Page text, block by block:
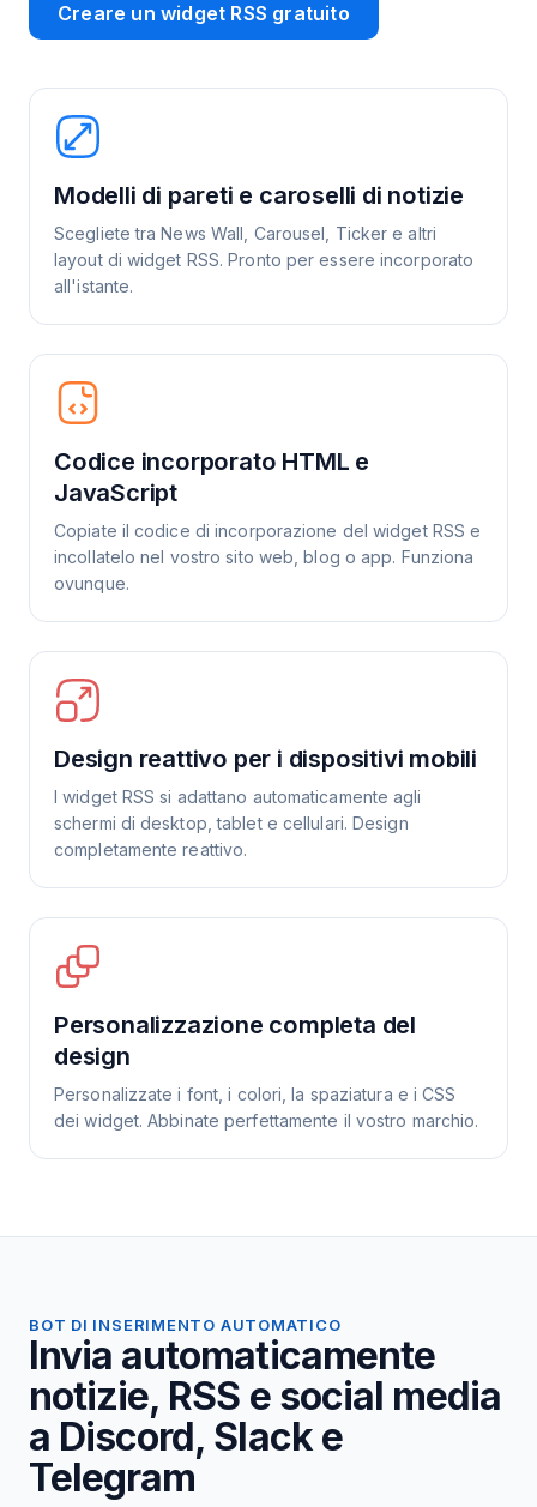
Creare un widget RSS gratuito
Modelli di pareti e caroselli di notizie
Scegliete tra News Wall, Carousel, Ticker e altri
layout di widget RSS. Pronto per essere incorporato
all'istante.
Codice incorporato HTML e
JavaScript
Copiate il codice di incorporazione del widget RSS e
incollatelo nel vostro sito web, blog o app. Funziona
ovunque.
Design reattivo per i dispositivi mobili
I widget RSS si adattano automaticamente agli
schermi di desktop, tablet e cellulari. Design
completamente reattivo.
Personalizzazione completa del
design
Personalizzate i font, i colori, la spaziatura e i CSS
dei widget. Abbinate perfettamente il vostro marchio.
BOT DI INSERIMENTO AUTOMATICO
Invia automaticamente
notizie, RSS e social media
a Discord, Slack e
Telegram